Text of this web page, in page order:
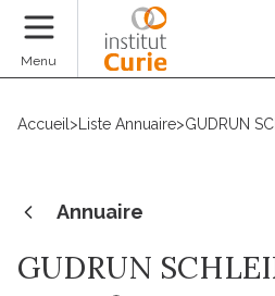
Menu
Accueil > Liste Annuaire>GUDRUN
Annuaire
GUDRUN